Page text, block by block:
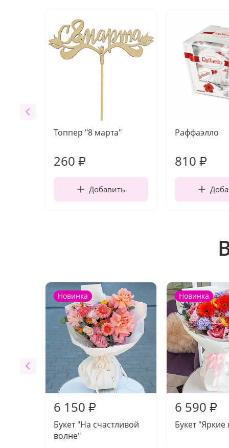
Топпер "8 марта"
260 ₽
Добавить
Раффаэлло
810 ₽
Новинка
6 150 ₽
Букет "На счастливой
волне"
Новинка
6 590 ₽
Букет "Яркие